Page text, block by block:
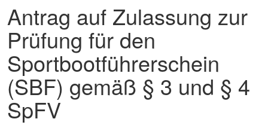
Antrag auf Zulassung zur
Prüfung für den
Sportbootführerschein
(SBF) gemäß § 3 und § 4
SpFV